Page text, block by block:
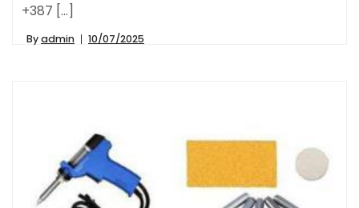
+387 […]
Byadmin 10/07/2025